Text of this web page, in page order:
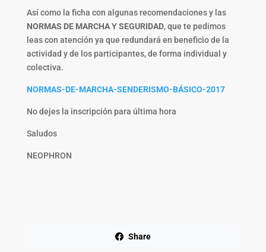
Así como la ficha con algunas recomendaciones y las
NORMAS DE MARCHA Y SEGURIDAD, que te pedimos
leas con atención ya que redundará en beneficio de la
actividad y de los participantes, de forma individual y
colectiva.
NORMAS-DE-MARCHA-SENDERISMO-BÁSICO-2017
No dejes la inscripción para última hora
Saludos
NEOPHRON
Share